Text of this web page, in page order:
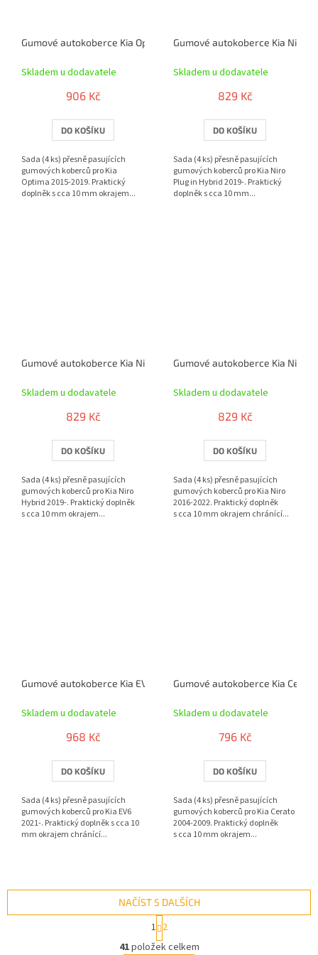
Gumové autokoberce Kia Optima 2015-2019 | RIGUM
Skladem u dodavatele
906 Kč
DO KOŠÍKU
Sada (4 ks) přesně pasujících
gumových koberců pro Kia
Optima 2015-2019. Praktický
doplněk s cca 10 mm okrajem...
Gumové autokoberce Kia Niro
Skladem u dodavatele
829 Kč
DO KOŠÍKU
Sada (4 ks) přesně pasujících
gumových koberců pro Kia Niro
Plug in Hybrid 2019-. Praktický
doplněk s cca 10 mm...
Gumové autokoberce Kia Niro Hybrid 2019- | RIGUM
Skladem u dodavatele
829 Kč
DO KOŠÍKU
Sada (4 ks) přesně pasujících
gumových koberců pro Kia Niro
Hybrid 2019-. Praktický doplněk
s cca 10 mm okrajem...
Gumové autokoberce Kia Niro
Skladem u dodavatele
829 Kč
DO KOŠÍKU
Sada (4 ks) přesně pasujících
gumových koberců pro Kia Niro
2016-2022. Praktický doplněk
s cca 10 mm okrajem chránící...
Gumové autokoberce Kia EV6 2021- | RIGUM
Skladem u dodavatele
968 Kč
DO KOŠÍKU
Sada (4 ks) přesně pasujících
gumových koberců pro Kia EV6
2021-. Praktický doplněk s cca 10
mm okrajem chránící...
Gumové autokoberce Kia
Skladem u dodavatele
796 Kč
DO KOŠÍKU
Sada (4 ks) přesně pasujících
gumových koberců pro Kia Cerato
2004-2009. Praktický doplněk
s cca 10 mm okrajem...
O
NAČÍST 5 DALŠÍCH
S
t
r
1 2
41položek celkem